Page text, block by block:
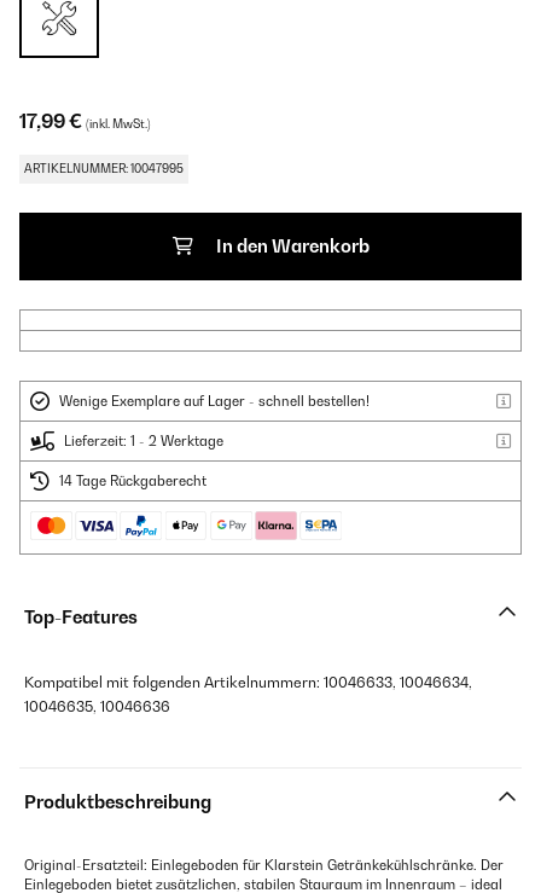
17,99 € (inkl. MwSt.)
ARTIKELNUMMER: 10047995
In den Warenkorb
Wenige Exemplare auf Lager - schnell bestellen!
Lieferzeit: 1 - 2 Werktage
14 Tage Rückgaberecht
Top-Features
Kompatibel mit folgenden Artikelnummern: 10046633, 10046634,
10046635, 10046636
Produktbeschreibung
Original-Ersatzteil: Einlegeboden für Klarstein Getränkekühlschränke. Der
Einlegeboden bietet zusätzlichen, stabilen Stauraum im Innenraum – ideal